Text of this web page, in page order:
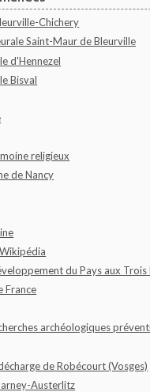
Chichery
Saint-Maur de Bleurville
d'Hennezel
Bisval
religieux
de Nancy
du Pays aux Trois
France
archéologiques
de Robécourt (Vosges)
Austerlitz